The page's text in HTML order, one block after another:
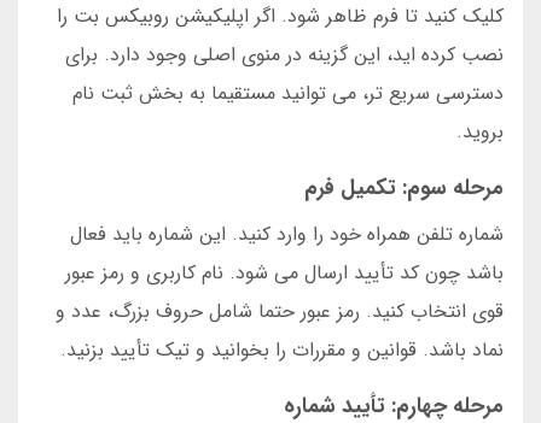
کلیک کنید تا فرم ظاهر شود. اگر اپلیکیشن روبیکس بت را
نصب کرده اید، این گزینه در منوی اصلی وجود دارد. برای
دسترسی سریع تر، می توانید مستقیما به بخش ثبت نام
بروید.
مرحله سوم: تکمیل فرم
شماره تلفن همراه خود را وارد کنید. این شماره باید فعال
باشد چون کد تأیید ارسال می شود. نام کاربری و رمز عبور
قوی انتخاب کنید. رمز عبور حتما شامل حروف بزرگ، عدد و
نماد باشد. قوانین و مقررات را بخوانید و تیک تأیید بزنید.
مرحله چهارم: تأیید شماره